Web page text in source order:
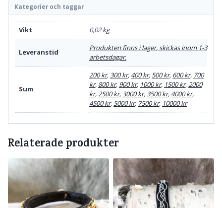
Kategorier och taggar
Vikt 0,02 kg
Leveranstid
Produkten finns i lager, skickas inom 1-3
arbetsdagar.
Sum
200 kr,300 kr, 400 kr, 500 kr, 600 kr, 700
kr, 800 kr, 900 kr, 1000 kr, 1500 kr,2000
kr,2500 kr,3000 kr,3500 kr, 4000 kr,
4500 kr, 5000 kr, 7500 kr, 10000 kr
Relaterade produkter